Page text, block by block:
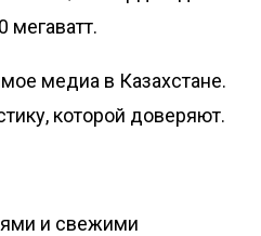
мегаватт.
медиа в Казахстане.
которой доверяют.
и свежими